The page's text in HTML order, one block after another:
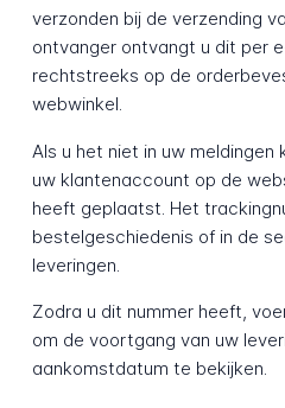
verzonden bij de verzending
ontvanger ontvangt u dit per
rechtstreeks op de
webwinkel.
Als u het niet in uw meldingen
uw klantenaccount op de
heeft geplaatst. Het
bestelgeschiedenis of in de
leveringen.
Zodra u dit nummer heeft,
om de voortgang van uw
aankomstdatum te bekijken.